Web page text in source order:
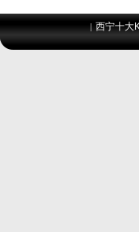
悦豪KTV会所
| 西宁十大